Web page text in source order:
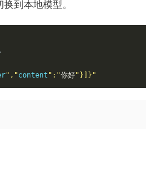
到本地模型。
","content ":"你好"}]}"